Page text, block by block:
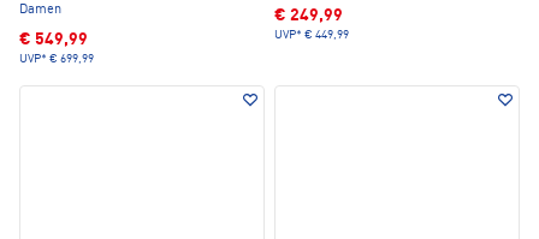
Damen
€ 549,99
UVP* € 699,99
€ 249,99
UVP* € 449,99